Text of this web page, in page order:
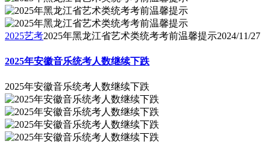
2025艺考2025年黑龙江省艺术类统考考前温馨提示2024/11/27
2025年安徽音乐统考人数继续下跌
2025年安徽音乐统考人数继续下跌